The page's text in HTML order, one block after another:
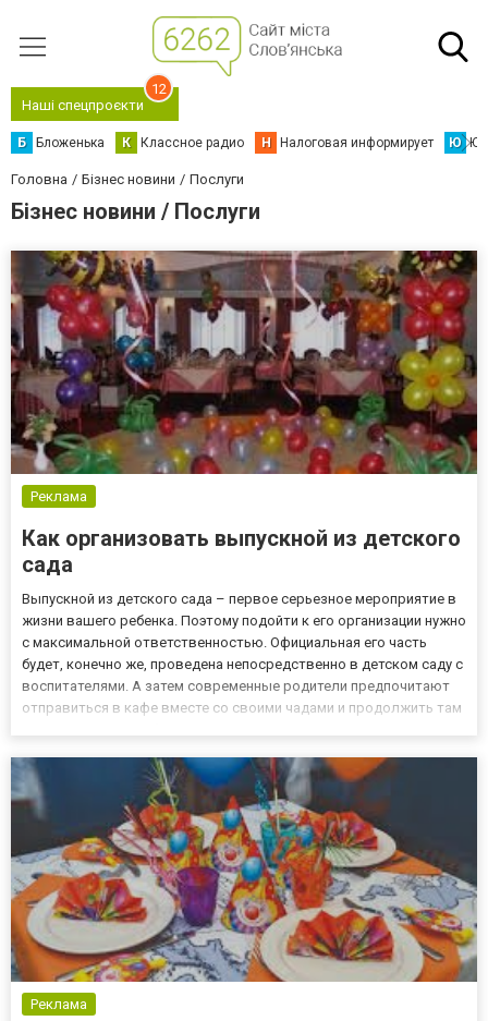
Наші спецпроєкти
12
Б Бложенька К Классное радио Н Налоговая информирует Ю
Головна Бізнес новини Послуги
Бізнес новини / Послуги
Реклама
Как организовать выпускной из детского
сада
Выпускной из детского сада – первое серьезное мероприятие в
жизни вашего ребенка. Поэтому подойти к его организации нужно
с максимальной ответственностью. Официальная его часть
будет, конечно же, проведена непосредственно в детском саду с
воспитателями. А затем современные родители предпочитают
отправиться в кафе вместе со своими чадами и продолжить там
Реклама